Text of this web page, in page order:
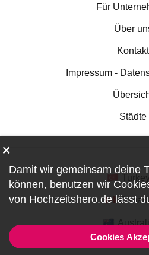
Für
Über
Kontakt
Impressum -
Städte
Damit wir gemeinsam deine
können, benutzen wir
von Hochzeitshero.de lässt
Cookies